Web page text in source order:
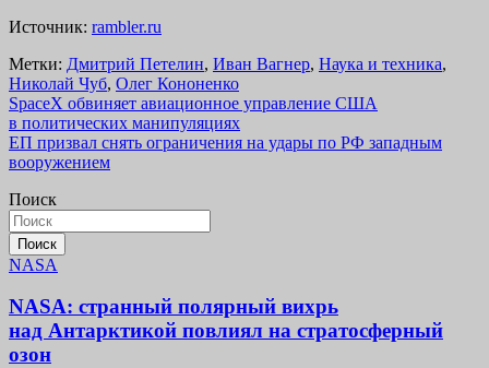
Источник: rambler.ru
Метки: Дмитрий Петелин, Иван Вагнер, Наука и техника,
Николай Чуб, Олег Кононенко
Навигация
по
записям
SpaceX обвиняет авиационное управление США
в политических манипуляциях
ЕП призвал снять ограничения на удары по РФ западным
вооружением
Поиск
Поиск
NASA
NASA: странный полярный вихрь
над Антарктикой повлиял на стратосферный
озон